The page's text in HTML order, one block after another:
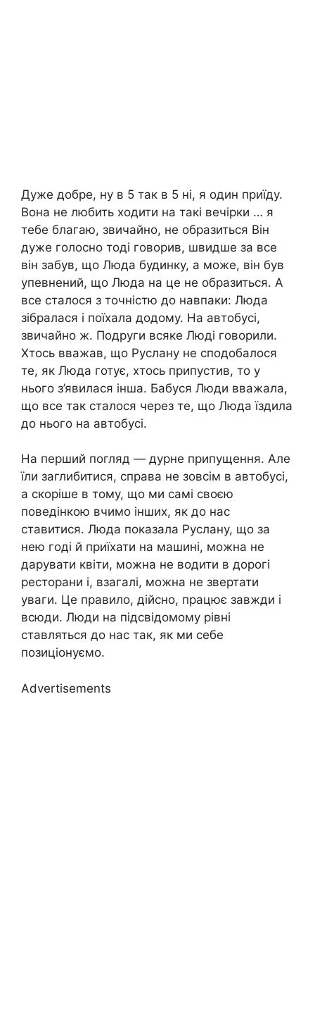
Дуже добре, ну в 5 так в 5 ні, я один приїду.
Вона не любить ходити на такі вечірки … я
тебе благаю, звичайно, не образиться Він
дуже голосно тоді говорив, швидше за все
він забув, що Люда будинку, а може, він був
упевнений, що Люда на це не образиться. А
все сталося з точністю до навпаки: Люда
зібралася і поїхала додому. На автобусі,
звичайно ж. Подруги всяке Люді говорили.
Хтось вважав, що Руслану не сподобалося
те, як Люда готує, хтось припустив, то у
нього з’явилася інша. Бабуся Люди вважала,
що все так сталося через те, що Люда їздила
до нього на автобусі.
На перший погляд — дурне припущення. Але
їли заглибитися, справа не зовсім в автобусі,
а скоріше в тому, що ми самі своєю
поведінкою вчимо інших, як до нас
ставитися. Люда показала Руслану, що за
нею годі й приїхати на машині, можна не
дарувати квіти, можна не водити в дорогі
ресторани і, взагалі, можна не звертати
уваги. Це правило, дійсно, працює завжди і
всюди. Люди на підсвідомому рівні
ставляться до нас так, як ми себе
позиціонуємо.
Advertisements